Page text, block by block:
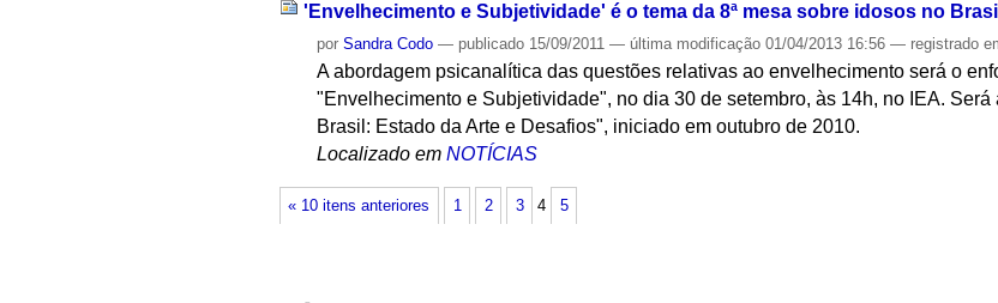
'Envelhecimento e Subjetividade' é o tema da 8ª mesa sobre idosos no Brasil
porSandra Codo — publicado 15/09/2011— última modificação 01/04/2013 16:56— registrado
A abordagem psicanalítica das questões relativas ao envelhecimento será o
"Envelhecimento e Subjetividade", no dia 30 de setembro, às 14h, no IEA.
Brasil: Estado da Arte e Desafios", iniciado em outubro de 2010.
Localizado em NOTÍCIAS
« 10 itens anteriores 1 2 3 4 5